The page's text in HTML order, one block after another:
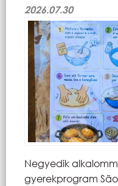
2026.07.30
Negyedik
gyerekprogram